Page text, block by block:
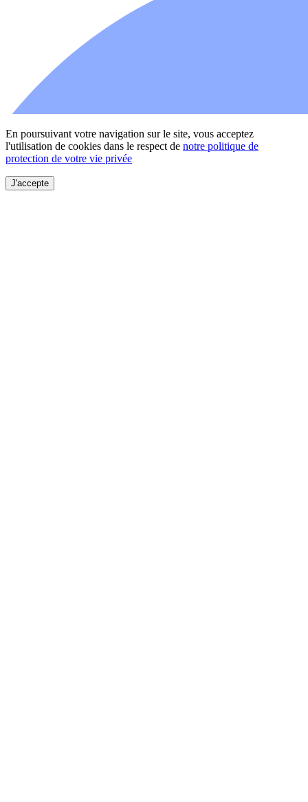
En poursuivant votre navigation sur le site, vous acceptez
l'utilisation de cookies dans le respect de notre politique de
protection de votre vie privée
J'accepte